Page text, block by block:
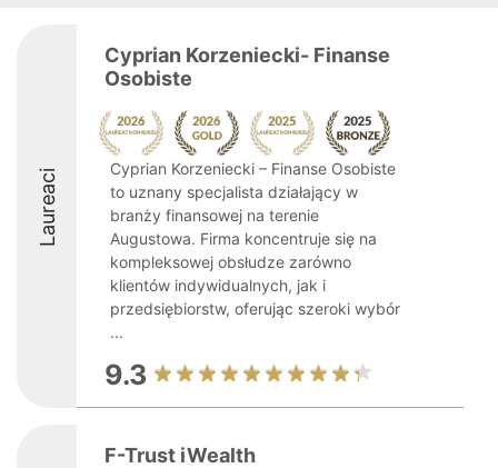
Laureaci
Cyprian Korzeniecki- Finanse
Osobiste
Cyprian Korzeniecki – Finanse Osobiste
to uznany specjalista działający w
branży finansowej na terenie
Augustowa. Firma koncentruje się na
kompleksowej obsłudze zarówno
klientów indywidualnych, jak i
przedsiębiorstw, oferując szeroki wybór
...
9.3
F-Trust iWealth